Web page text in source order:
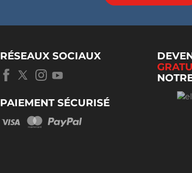
RÉSEAUX SOCIAUX
PAIEMENT SÉCURISÉ